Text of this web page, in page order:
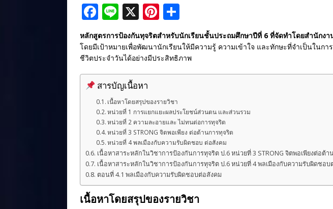
F
a
c
e
b
o
o
k
Li
n
e
X Pi
n
te
r
e
st
h
ar
e
หลักสูตรการป้องกันทุจริตสำหรับนักเรียนชั้นประถมศึกษาปีที่ 6 ที่จัดทำโดยสำนักง
โดยมีเป้าหมายเพื่อพัฒนานักเรียนให้มีความรู้ ความเข้าใจ และทักษะที่จำเป็นใน
ชีวิตประจำวันได้อย่างมีประสิทธิภาพ
สารบัญเนื้อหา
เนื้อหาโดยสรุปของรายวิชา
หน่วยที่ 1 การแยกแยะผลประโยชน์ส่วนตน และส่วนรวม
หน่วยที่ 2 ความละอายและ ไม่ทนต่อการทุจริต
หน่วยที่ 3 STRONG จิตพอเพียง ต่อต้านการทุจริต
หน่วยที่ 4 พลเมืองกับความรับผิดชอบ ต่อสังคม
เนื้อหาสาระหลักในวิชาการป้องกันการทุจริต ป.6 หน่วยที่ 3 STRONG จิตพอเพียงต่อต้า
เนื้อหาสาระหลักในวิชาการป้องกันการทุจริต ป.6 หน่วยที่ 4 พลเมืองกับความรับผิดชอบ
ตอนที่ 4.1 พลเมืองกับความรับผิดชอบต่อสังคม
เนื้อหาโดยสรุปของรายวิชา